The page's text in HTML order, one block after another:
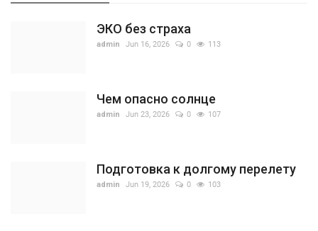
ЭКО без страха
admin Jun 16, 2026 0 113
Чем опасно солнце
admin Jun 23, 2026 0 107
Подготовка к долгому перелету
admin Jun 19, 2026 0 103